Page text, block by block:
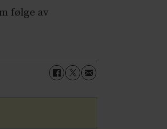
følge av